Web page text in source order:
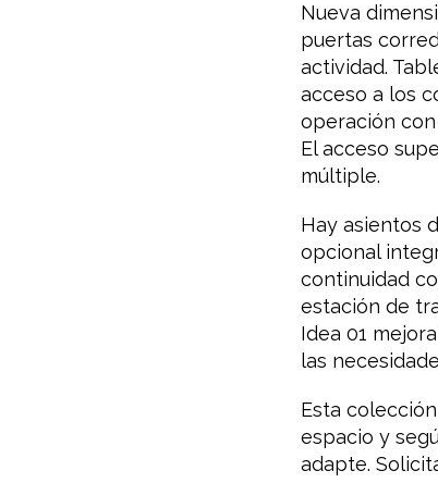
Nueva
puertas
actividad.
acceso a los
operación
El acceso
múltiple.
Hay asientos
opcional
continuidad
estación de
Idea 01
las
Esta
espacio y
adapte.